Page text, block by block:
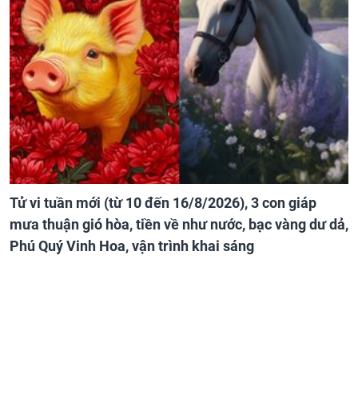
Tử vi tuần mới (từ 10 đến 16/8/2026), 3 con giáp
mưa thuận gió hòa, tiền về như nước, bạc vàng dư dả,
Phú Quý Vinh Hoa, vận trình khai sáng